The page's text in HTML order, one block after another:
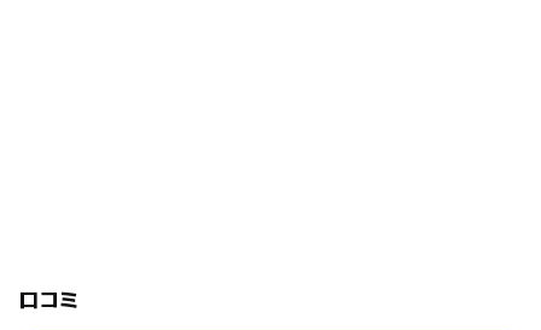
口コミ